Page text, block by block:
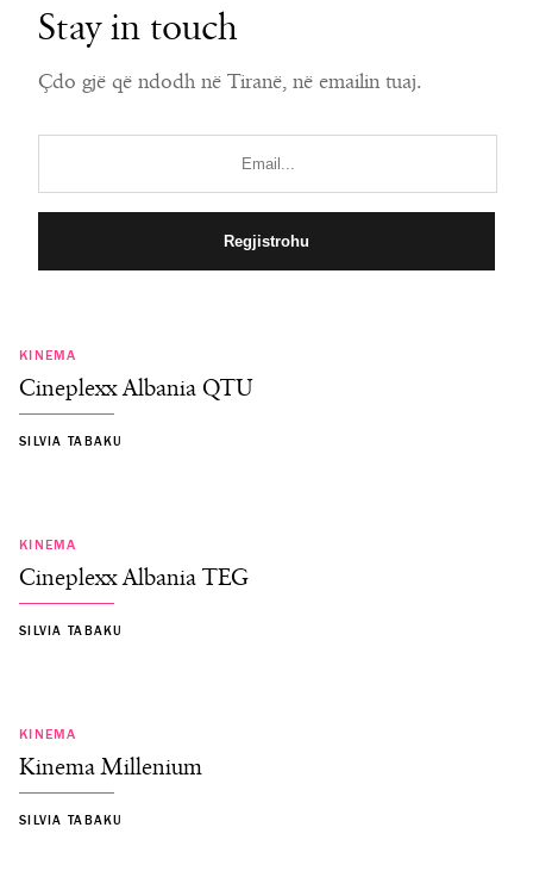
Stay in touch
Çdo gjë që ndodh në Tiranë, në emailin tuaj.
KINEMA
Cineplexx Albania QTU
SILVIA TABAKU
KINEMA
Cineplexx Albania TEG
SILVIA TABAKU
KINEMA
Kinema Millenium
SILVIA TABAKU